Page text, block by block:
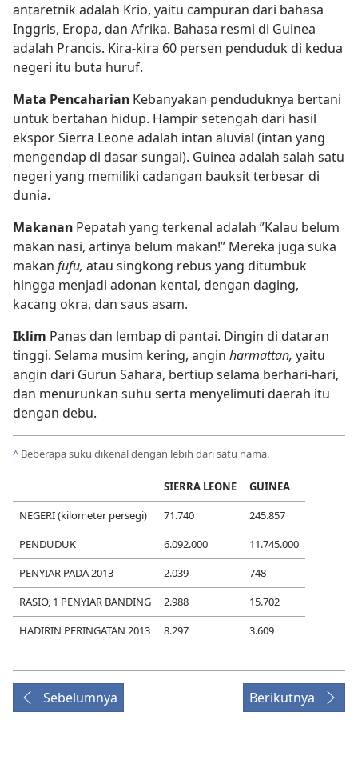
antaretnik adalah Krio, yaitu campuran dari bahasa
Inggris, Eropa, dan Afrika. Bahasa resmi di Guinea
adalah Prancis. Kira-kira 60 persen penduduk di kedua
negeri itu buta huruf.
Mata Pencaharian Kebanyakan penduduknya bertani
untuk bertahan hidup. Hampir setengah dari hasil
ekspor Sierra Leone adalah intan aluvial (intan yang
mengendap di dasar sungai). Guinea adalah salah satu
negeri yang memiliki cadangan bauksit terbesar di
dunia.
Makanan Pepatah yang terkenal adalah ”Kalau belum
makan nasi, artinya belum makan!” Mereka juga suka
makan fufu, atau singkong rebus yang ditumbuk
hingga menjadi adonan kental, dengan daging,
kacang okra, dan saus asam.
Iklim Panas dan lembap di pantai. Dingin di dataran
tinggi. Selama musim kering, angin harmattan, yaitu
angin dari Gurun Sahara, bertiup selama berhari-hari,
dan menurunkan suhu serta menyelimuti daerah itu
dengan debu.
^ Beberapa suku dikenal dengan lebih dari satu nama.
SIERRA LEONE
GUINEA
NEGERI (kilometer persegi)
71.740
245.857
PENDUDUK
6.092.000
11.745.000
PENYIAR PADA 2013
2.039
748
RASIO, 1 PENYIAR BANDING
2.988
15.702
HADIRIN PERINGATAN 2013
8.297 3.609
Sebelumnya Berikutnya